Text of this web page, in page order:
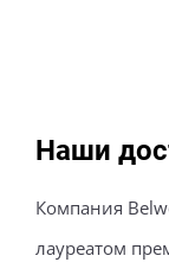
Наши
Компания
лауреатом